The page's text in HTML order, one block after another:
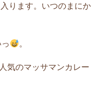
ります。いつのまにか
。
気のマッサマンカレー